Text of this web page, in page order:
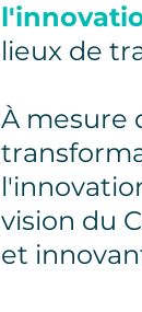
lieux de
À mesure
vision du
et